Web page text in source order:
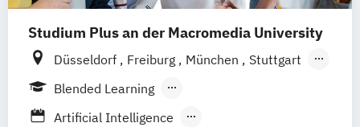
Studium Plus an der Macromedia University
Düsseldorf Freiburg München
Stuttgart
Berlin
Frankfurt am Main
Blended Learning
Berufsbegleitendes Präsenzstudium
Artificial Intelligence